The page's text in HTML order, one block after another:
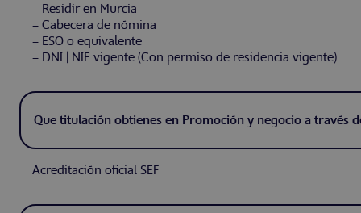
– Residir en Murcia
– Cabecera de nómina
– ESO o equivalente
– DNI | NIE vigente (Con permiso de residencia vigente)
Que titulación obtienes en Promoción y negocio a través
Acreditación oficial SEF